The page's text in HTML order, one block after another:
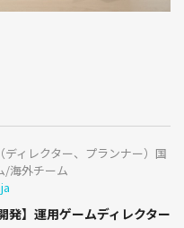
ディレクター、プランナー）国
/海外チーム
発】運用ゲームディレクター